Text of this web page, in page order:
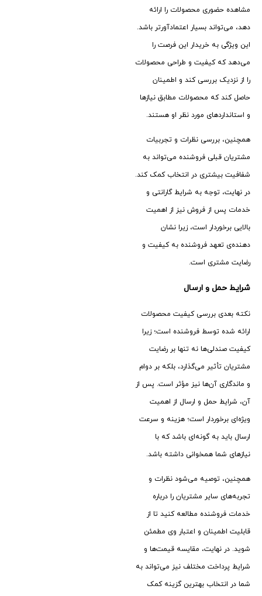
مشاهده حضوری محصولات را ارائه
دهد، می‌تواند بسیار اعتمادآورتر باشد.
این ویژگی به خریدار این فرصت را
می‌دهد که کیفیت و طراحی محصولات
را از نزدیک بررسی کند و اطمینان
حاصل کند که محصولات مطابق نیازها
و استانداردهای مورد نظر او هستند.
همچنین، بررسی نظرات و تجربیات
مشتریان قبلی فروشنده می‌تواند به
شفافیت بیشتری در انتخاب کمک کند.
در نهایت، توجه به شرایط گارانتی و
خدمات پس از فروش نیز از اهمیت
بالایی برخوردار است، زیرا نشان
‌دهنده‌ی تعهد فروشنده به کیفیت و
رضایت مشتری است.
شرایط حمل و ارسال
نکته بعدی بررسی کیفیت محصولات
ارائه‌ شده توسط فروشنده است؛ زیرا
کیفیت صندلی‌ها نه ‌تنها بر رضایت
مشتریان تأثیر می‌گذارد، بلکه بر دوام
و ماندگاری آن‌ها نیز مؤثر است. پس از
آن، شرایط حمل و ارسال از اهمیت
ویژه‌ای برخوردار است؛ هزینه و سرعت
ارسال باید به گونه‌ای باشد که با
نیازهای شما همخوانی داشته باشد.
همچنین، توصیه می‌شود نظرات و
تجربه‌های سایر مشتریان را درباره
خدمات فروشنده مطالعه کنید تا از
قابلیت اطمینان و اعتبار وی مطمئن
شوید. در نهایت، مقایسه قیمت‌ها و
شرایط پرداخت مختلف نیز می‌تواند به
شما در انتخاب بهترین گزینه کمک